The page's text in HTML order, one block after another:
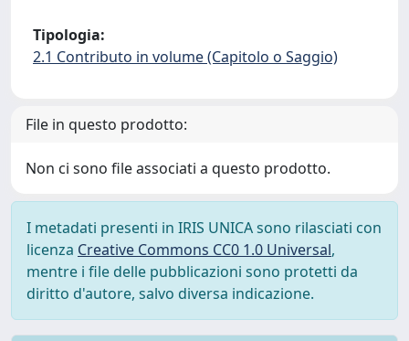
Tipologia:
2.1 Contributo in volume (Capitolo o Saggio)
File in questo prodotto:
Non ci sono file associati a questo prodotto.
I metadati presenti in IRIS UNICA sono rilasciati con
licenza Creative Commons CC0 1.0 Universal,
mentre i file delle pubblicazioni sono protetti da
diritto d'autore, salvo diversa indicazione.